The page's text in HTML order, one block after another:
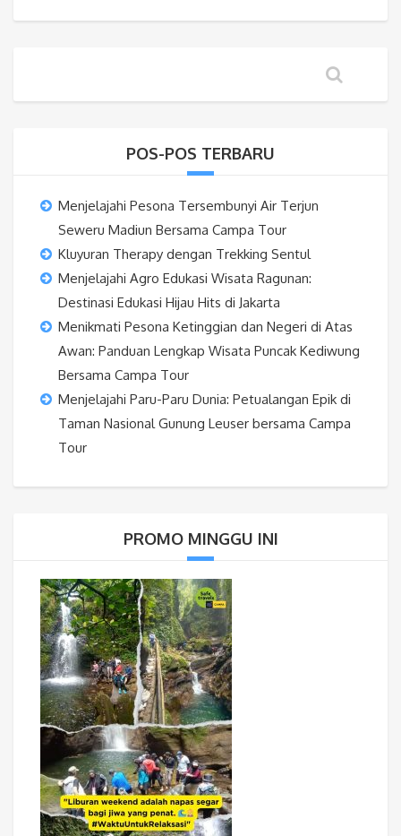
POS-POS TERBARU
Menjelajahi Pesona Tersembunyi Air Terjun
Seweru Madiun Bersama Campa Tour
Kluyuran Therapy dengan Trekking Sentul
Menjelajahi Agro Edukasi Wisata Ragunan:
Destinasi Edukasi Hijau Hits di Jakarta
Menikmati Pesona Ketinggian dan Negeri di Atas
Awan: Panduan Lengkap Wisata Puncak Kediwung
Bersama Campa Tour
Menjelajahi Paru-Paru Dunia: Petualangan Epik di
Taman Nasional Gunung Leuser bersama Campa
Tour
PROMO MINGGU INI